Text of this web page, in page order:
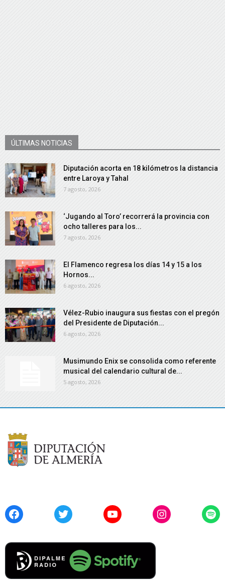
ÚLTIMAS NOTICIAS
Diputación acorta en 18 kilómetros la distancia
entre Laroya y Tahal
7 agosto, 2026
‘Jugando al Toro’ recorrerá la provincia con
ocho talleres para los...
7 agosto, 2026
El Flamenco regresa los días 14 y 15 a los
Hornos...
6 agosto, 2026
Vélez-Rubio inaugura sus fiestas con el pregón
del Presidente de Diputación...
6 agosto, 2026
Musimundo Enix se consolida como referente
musical del calendario cultural de...
5 agosto, 2026
FacebookTwitter YouTubeInstagram